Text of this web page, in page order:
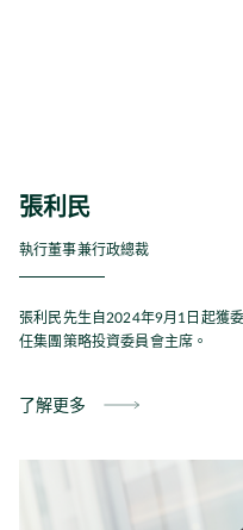
張利民
執行董事兼行政總裁
張利民先生自2024年9月1日起獲
任集團策略投資委員會主席。
了解更多